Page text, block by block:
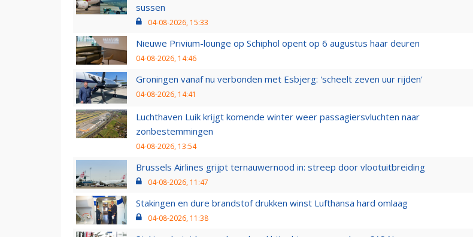
sussen
04-08-2026, 15:33
Nieuwe Privium-lounge op Schiphol opent op 6 augustus haar deuren
04-08-2026, 14:46
Groningen vanaf nu verbonden met Esbjerg: 'scheelt zeven uur rijden'
04-08-2026, 14:41
Luchthaven Luik krijgt komende winter weer passagiersvluchten naar
zonbestemmingen
04-08-2026, 13:54
Brussels Airlines grijpt ternauwernood in: streep door vlootuitbreiding
04-08-2026, 11:47
Stakingen en dure brandstof drukken winst Lufthansa hard omlaag
04-08-2026, 11:38